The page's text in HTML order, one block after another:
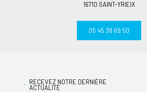
16710 SAINT-YRIEIX
05 45 38 69 50
RECEVEZ NOTRE DERNIÈRE
ACTUALITÉ